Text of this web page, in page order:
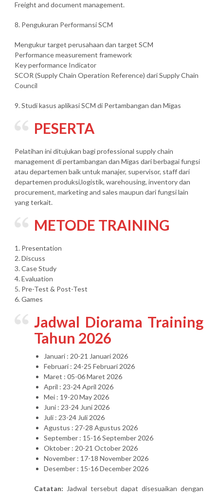
Freight and document management.
8. Pengukuran Performansi SCM
Mengukur target perusahaan dan target SCM
Performance measurement framework
Key performance Indicator
SCOR (Supply Chain Operation Reference) dari Supply Chain
Council
9. Studi kasus aplikasi SCM di Pertambangan dan Migas
PESERTA
Pelatihan ini ditujukan bagi professional supply chain
management di pertambangan dan Migas dari berbagai fungsi
atau departemen baik untuk manajer, supervisor, staff dari
departemen produksi,logistik, warehousing, inventory dan
procurement, marketing and sales maupun dari fungsi lain
yang terkait.
METODE TRAINING
1. Presentation
2. Discuss
3. Case Study
4. Evaluation
5. Pre-Test & Post-Test
6. Games
Jadwal Diorama Training
Tahun 2026
Januari : 20-21 Januari 2026
Februari : 24-25 Februari 2026
Maret : 05-06 Maret 2026
April : 23-24 April 2026
Mei : 19-20 May 2026
Juni : 23-24 Juni 2026
Juli : 23-24 Juli 2026
Agustus : 27-28 Agustus 2026
September : 15-16 September 2026
Oktober : 20-21 October 2026
November : 17-18 November 2026
Desember : 15-16 December 2026
Catatan: Jadwal tersebut dapat disesuaikan dengan